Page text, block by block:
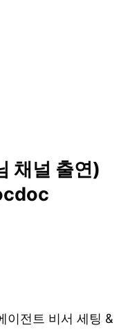
채널 출연)
전트 비서 세팅 &